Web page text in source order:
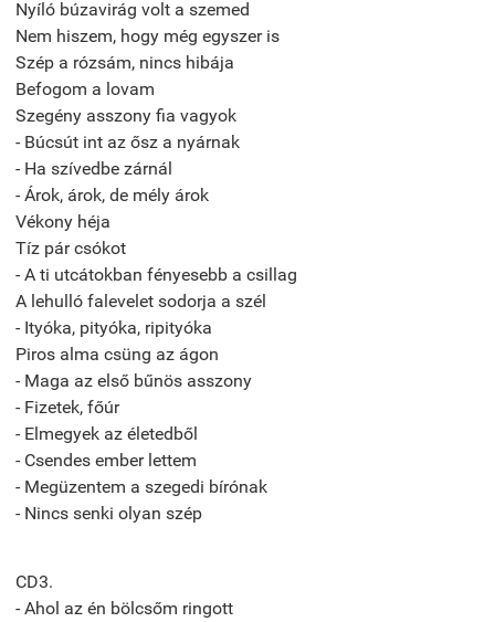
Nyíló búzavirág volt a szemed
Nem hiszem, hogy még egyszer is
Szép a rózsám, nincs hibája
Befogom a lovam
Szegény asszony fia vagyok
- Búcsút int az ősz a nyárnak
- Ha szívedbe zárnál
- Árok, árok, de mély árok
Vékony héja
Tíz pár csókot
- A ti utcátokban fényesebb a csillag
A lehulló falevelet sodorja a szél
- Ityóka, pityóka, ripityóka
Piros alma csüng az ágon
- Maga az első bűnös asszony
- Fizetek, főúr
- Elmegyek az életedből
- Csendes ember lettem
- Megüzentem a szegedi bírónak
- Nincs senki olyan szép
CD3.
- Ahol az én bölcsőm ringott